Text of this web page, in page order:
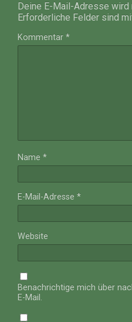
Deine E-Mail-Adresse
Erforderliche Felder sind
Kommentar *
Name *
E-Mail-Adresse *
Website
Benachrichtige mich über
E-Mail.